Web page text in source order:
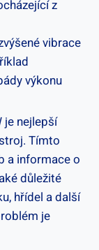
​z
vibrace
výkonu
je nejlepší
Tímto
a‍ informace o
důležité
hřídel a další
je